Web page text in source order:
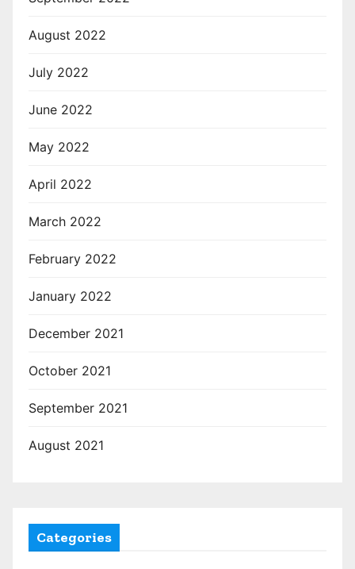
August 2022
July 2022
June 2022
May 2022
April 2022
March 2022
February 2022
January 2022
December 2021
October 2021
September 2021
August 2021
Categories